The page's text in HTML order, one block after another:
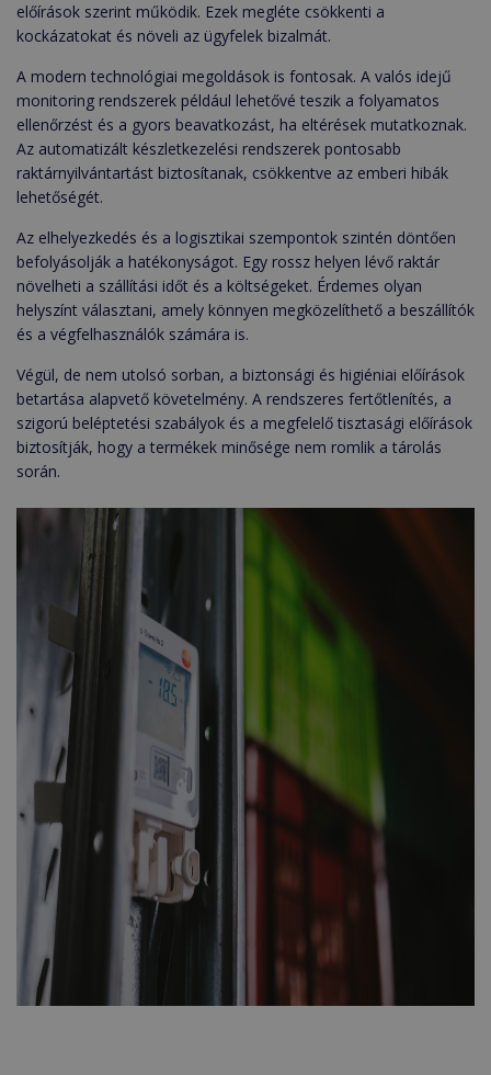
előírások szerint működik. Ezek megléte csökkenti a
kockázatokat és növeli az ügyfelek bizalmát.
A modern technológiai megoldások is fontosak. A valós idejű
monitoring rendszerek például lehetővé teszik a folyamatos
ellenőrzést és a gyors beavatkozást, ha eltérések mutatkoznak.
Az automatizált készletkezelési rendszerek pontosabb
raktárnyilvántartást biztosítanak, csökkentve az emberi hibák
lehetőségét.
Az elhelyezkedés és a logisztikai szempontok szintén döntően
befolyásolják a hatékonyságot. Egy rossz helyen lévő raktár
növelheti a szállítási időt és a költségeket. Érdemes olyan
helyszínt választani, amely könnyen megközelíthető a beszállítók
és a végfelhasználók számára is.
Végül, de nem utolsó sorban, a biztonsági és higiéniai előírások
betartása alapvető követelmény. A rendszeres fertőtlenítés, a
szigorú beléptetési szabályok és a megfelelő tisztasági előírások
biztosítják, hogy a termékek minősége nem romlik a tárolás
során.